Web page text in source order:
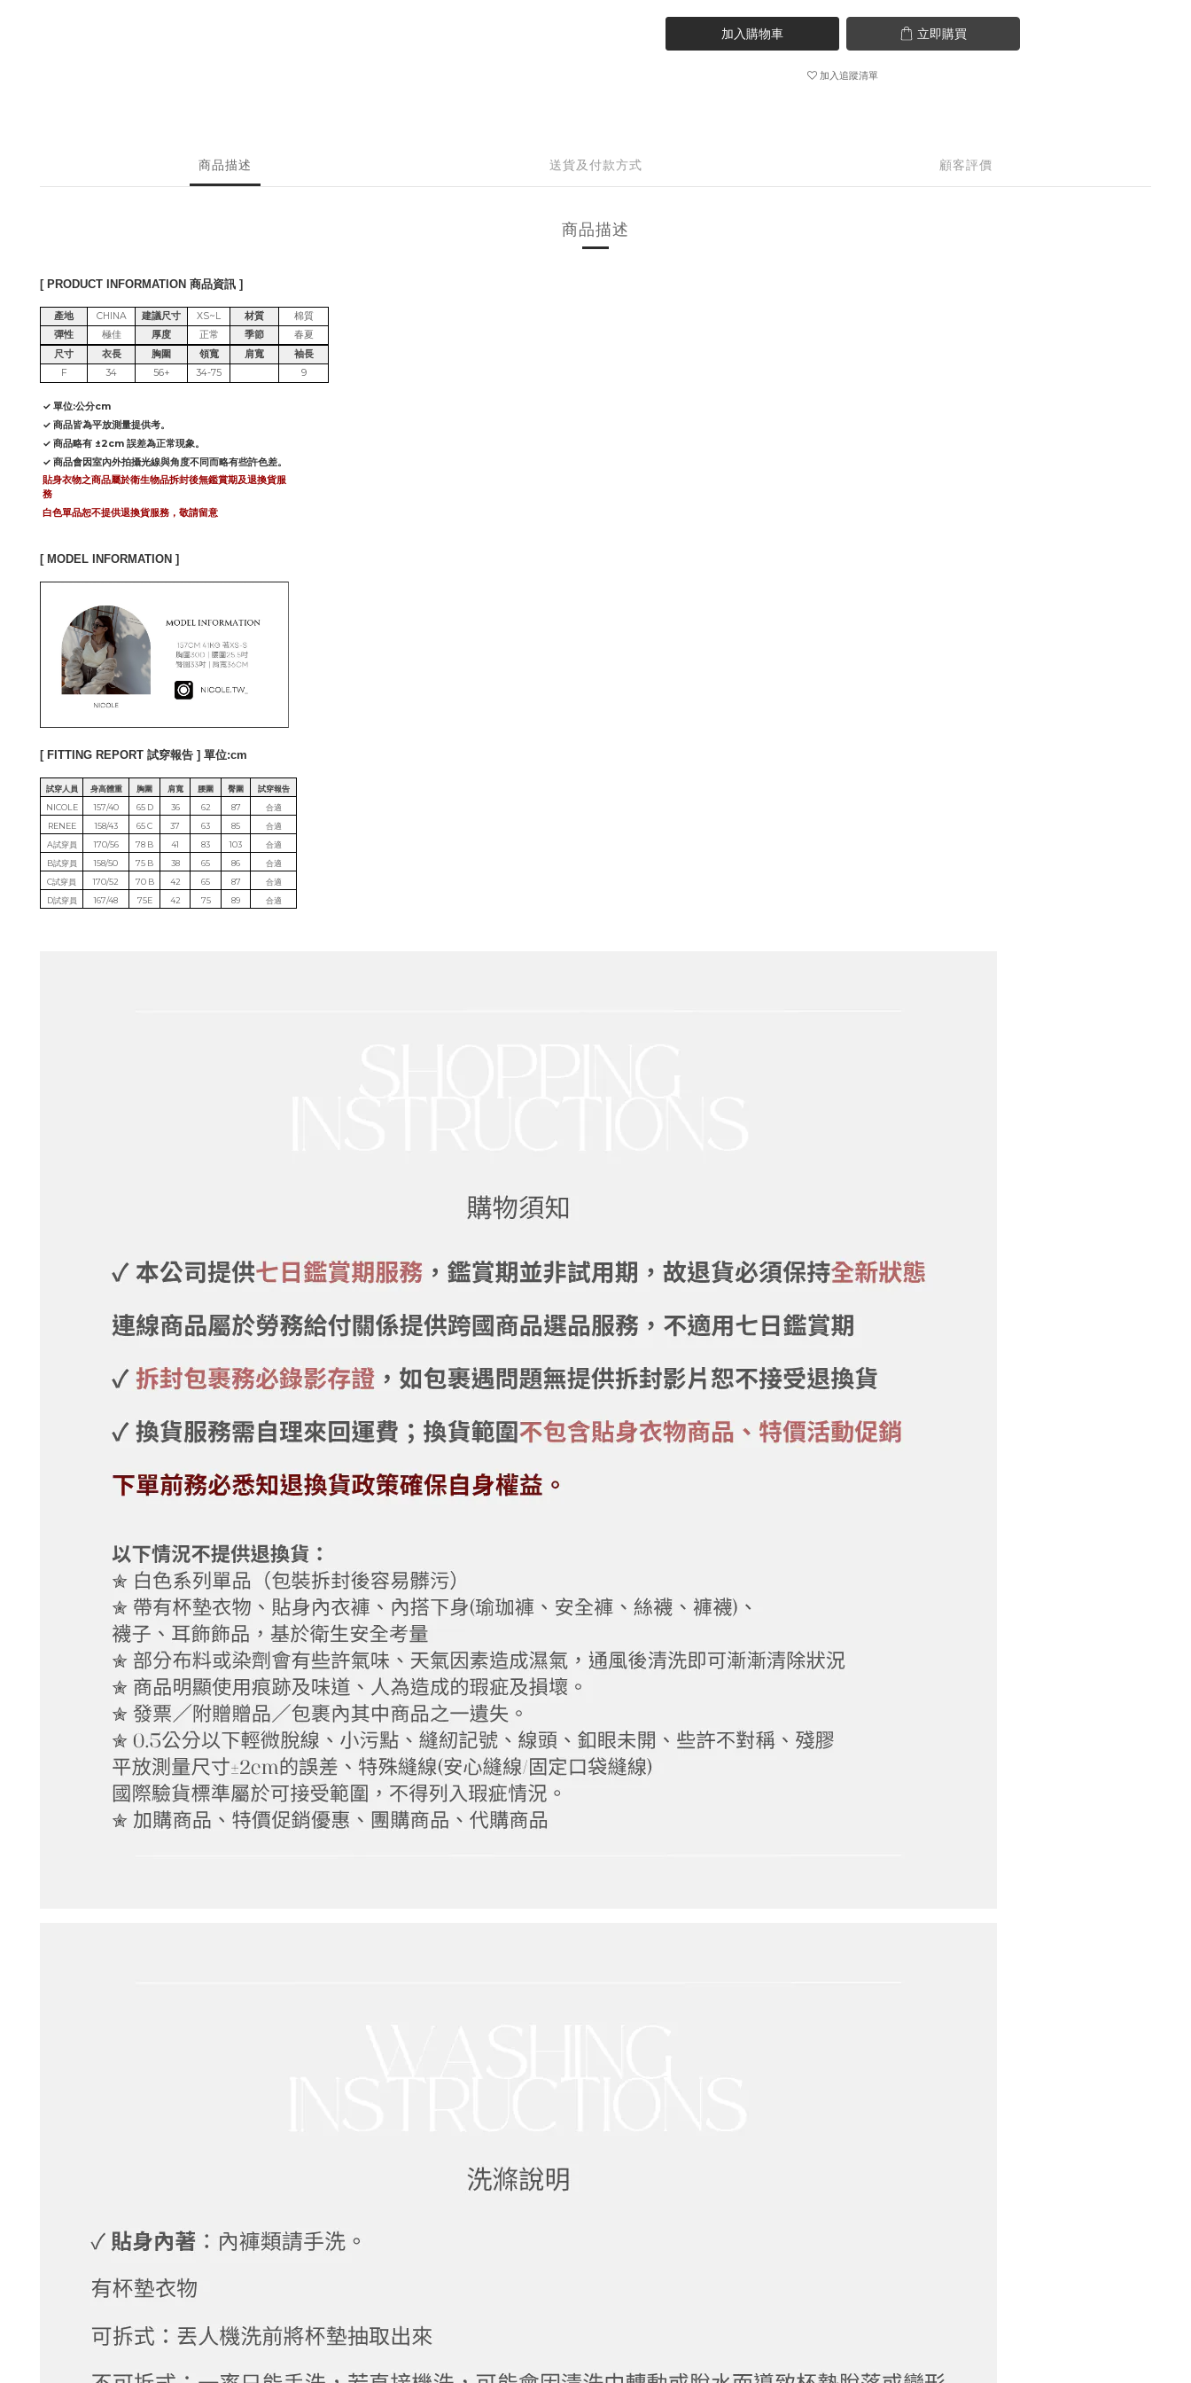
加入購物車 立即購買
加入追蹤清單
商品描述 送貨及付款方式 顧客評價
商品描述
[ PRODUCT INFORMATION 商品資訊 ]
產地 CHINA 建議尺寸 XS~L 材質
棉質
彈性
極佳 厚度 正常 季節
春夏
尺寸
衣長 胸圍 領寬 肩寬
袖長
F
34 56+ 34-75 9
✓ 單位:公分cm
✓ 商品皆為平放測量提供考。
✓ 商品略有 ±2cm 誤差為正常現象。
✓ 商品會因室內外拍攝光線與角度不同而略有些許色差。
貼身衣物之商品屬於衛生物品拆封後無鑑賞期及退換貨服
務
白色單品恕不提供退換貨服務，敬請留意
[ MODEL INFORMATION ]
[ FITTING REPORT 試穿報告 ] 單位:cm
試穿人員 身高體重 胸圍 肩寬 腰圍 臀圍
試穿報告
NICOLE
157/40 65 D 36 62 87
合適
RENEE
158/43 65 C 37 63 85
合適
A試穿員
170/56 78 B 41 83 103
合適
B試穿員
158/50 75 B 38 65 86
合適
C試穿員
170/52 70 B 42 65 87
合適
D試穿員
167/48 75E 42 75 89 合適